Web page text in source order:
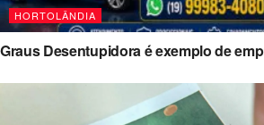
HORTOLÂNDIA
Graus Desentupidora é exemplo de